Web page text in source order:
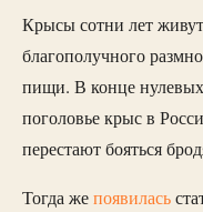
Крысы сотни лет
благополучного
пищи. В конце
поголовье крыс в
перестают бояться
Тогда жепоявилась